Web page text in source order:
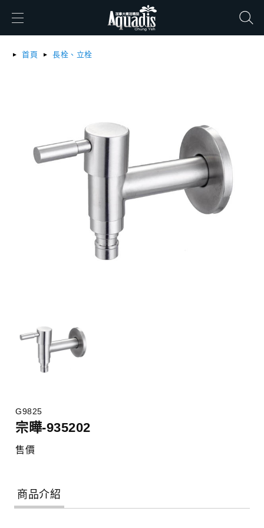
首頁 長栓、立栓
G9825
宗曄-935202
售價
商品介紹